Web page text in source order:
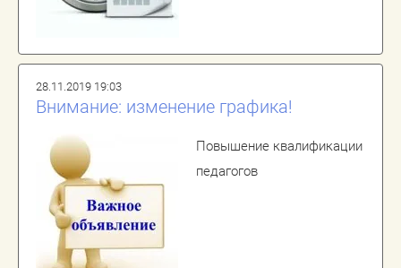
28.11.2019 19:03
Внимание: изменение графика!
Повышение квалификации
педагогов